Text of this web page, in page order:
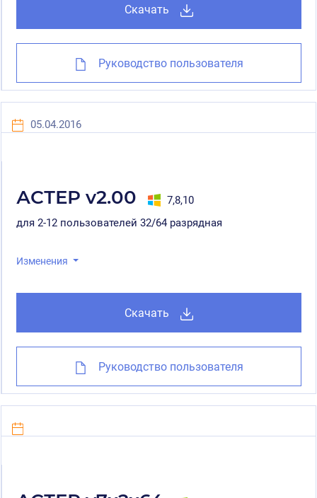
Скачать
Руководство пользователя
05.04.2016
АСТЕР v2.00
7,8,10
для 2-12 пользователей 32/64 разрядная
Изменения
Скачать
Руководство пользователя